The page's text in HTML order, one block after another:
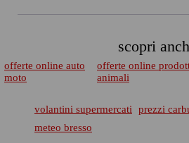
scopri
offerte online auto
moto
offerte online
animali
volantini supermercati prezzi
meteo bresso